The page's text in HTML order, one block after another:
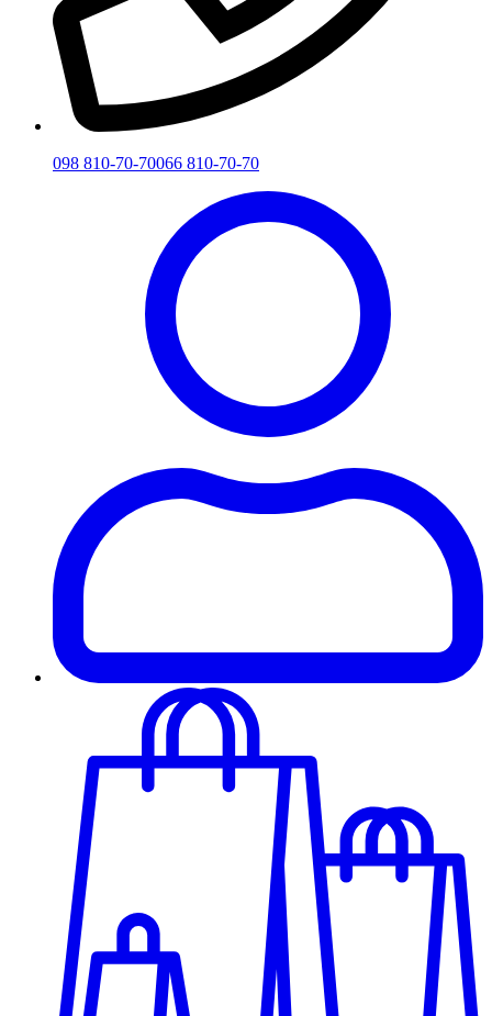
098 810-70-70066 810-70-70